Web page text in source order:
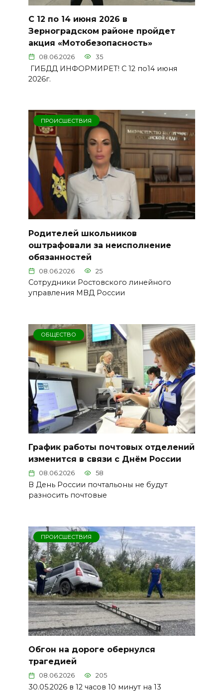
С 12 по 14 июня 2026 в
Зерноградском районе пройдет
акция «Мотобезопасность»
08.06.2026 35
ГИБДД ИНФОРМИРЕТ! С 12 по14 июня
2026г.
ПРОИСШЕСТВИЯ
Родителей школьников
оштрафовали за неисполнение
обязанностей
08.06.2026 25
Сотрудники Ростовского линейного
управления МВД России
ОБЩЕСТВО
График работы почтовых отделений
изменится в связи с Днём России
08.06.2026 58
В День России почтальоны не будут
разносить почтовые
ПРОИСШЕСТВИЯ
Обгон на дороге обернулся
трагедией
08.06.2026 205
30.05.2026 в 12 часов 10 минут на 13